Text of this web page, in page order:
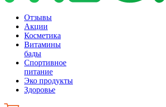
Отзывы
Акции
Косметика
Витамины
бады
Спортивное
питание
Эко продукты
Здоровье